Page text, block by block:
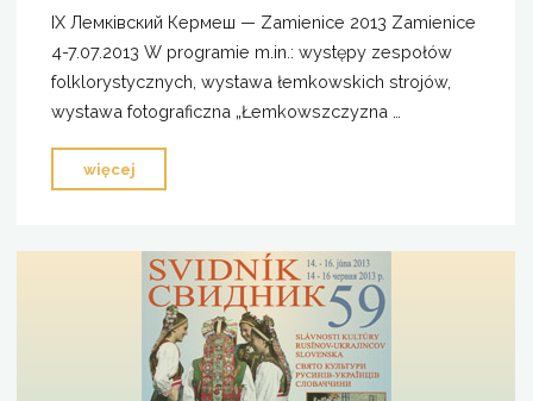
IX Лемківский Кeрмеш — Zamienice 2013 Zamienice
4-7.07.2013 W programie m.in.: występy zespołów
folklorystycznych, wystawa łemkowskich strojów,
wystawa fotograficzna „Łemkowszczyzna …
więcej
—
Zamienice
2013"